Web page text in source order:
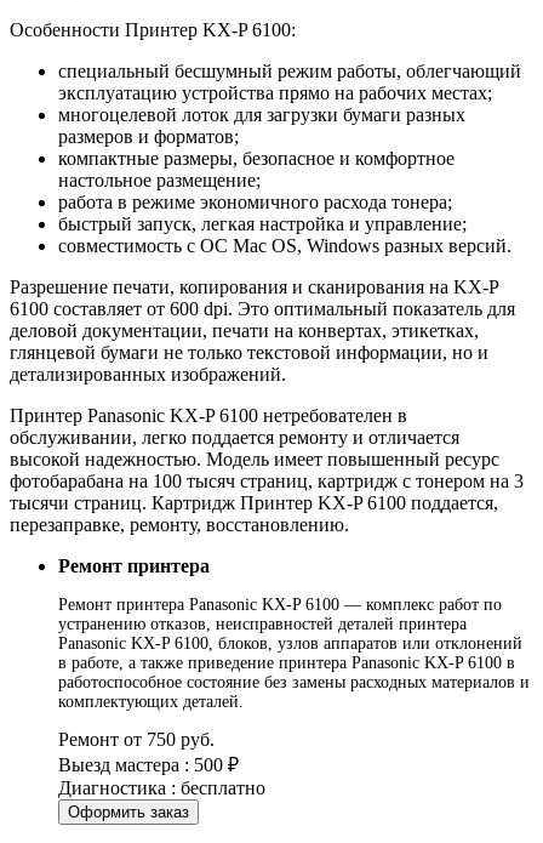
Особенности Принтер KX-P 6100:
специальный бесшумный режим работы, облегчающий
эксплуатацию устройства прямо на рабочих местах;
многоцелевой лоток для загрузки бумаги разных
размеров и форматов;
компактные размеры, безопасное и комфортное
настольное размещение;
работа в режиме экономичного расхода тонера;
быстрый запуск, легкая настройка и управление;
совместимость с ОС Mac OS, Windows разных версий.
Разрешение печати, копирования и сканирования на KX-P
6100 составляет от 600 dpi. Это оптимальный показатель для
деловой документации, печати на конвертах, этикетках,
глянцевой бумаги не только текстовой информации, но и
детализированных изображений.
Принтер Panasonic KX-P 6100 нетребователен в
обслуживании, легко поддается ремонту и отличается
высокой надежностью. Модель имеет повышенный ресурс
фотобарабана на 100 тысяч страниц, картридж с тонером на 3
тысячи страниц. Картридж Принтер KX-P 6100 поддается,
перезаправке, ремонту, восстановлению.
Ремонт принтера
Ремонт принтера Panasonic KX-P 6100 — комплекс работ по
устранению отказов, неисправностей деталей принтера
Panasonic KX-P 6100, блоков, узлов аппаратов или отклонений
в работе, а также приведение принтера Panasonic KX-P 6100 в
работоспособное состояние без замены расходных материалов и
комплектующих деталей.
Ремонт от 750 руб.
Выезд мастера : 500 ₽
Диагностика : бесплатно
Оформить заказ